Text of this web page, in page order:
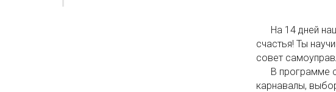
На 14 дней наш
счастья! Ты
совет
В программе
карнавалы,